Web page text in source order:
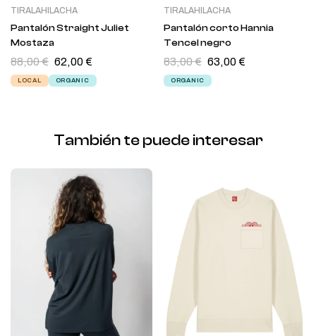
TIRALAHILACHA
Pantalón Straight Juliet
Mostaza
88,00€ 62,00€
LOCAL ORGANIC
TIRALAHILACHA
Pantalón corto Hannia
Tencel negro
83,00€ 63,00€
ORGANIC
También te puede interesar